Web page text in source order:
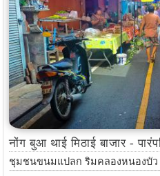
नोंग बुआ थाई मिठाई बाजार -
ชุมชนขนมแปลก ริมคลองหนองบัว